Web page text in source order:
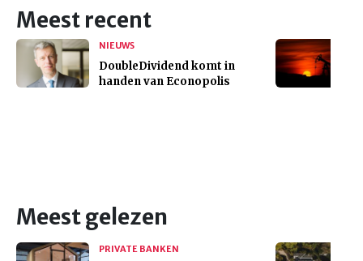
Meest recent
NIEUWS
DoubleDividend komt in
handen van Econopolis
Meest gelezen
PRIVATE BANKEN